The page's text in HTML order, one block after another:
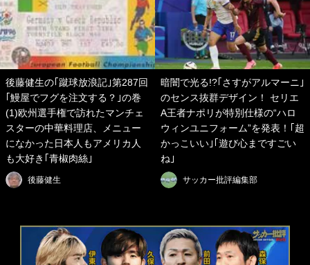
後藤健生の｢蹴球放浪記｣第287回
｢鰻屋でフグを注文する？｣の巻
(1)欧州選手権で訪れたマンチェ
スターの中華料理店、メニュー
になかった日本人もアメリカ人
も大好き｢青椒肉絲｣
後藤健生
暗闇で光る!?｢さすがアルマーニ｣
のセンス抜群デザイン！ セリエ
A王者ナポリが特別仕様の“ハロ
ウィンユニフォーム”を発表！｢超
かっこいい｣｢遊び心まですごい
ね｣
サッカー批評編集部